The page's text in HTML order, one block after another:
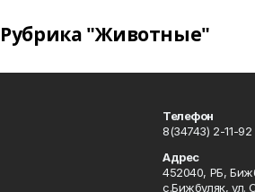
Рубрика "Животные"
Телефон
8(34743) 2-11-92
Адрес
452040, РБ,
с.Бижбуляк, ул.